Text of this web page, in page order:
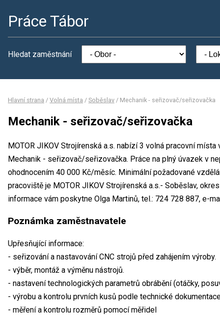
Práce Tábor
Hledat zaměstnání
Hlavní strana / Volná místa / Soběslav / Mechanik - seřizovač/seřizovačka
Mechanik - seřizovač/seřizovačka
MOTOR JIKOV Strojírenská a.s. nabízí 3 volná pracovní
Mechanik - seřizovač/seřizovačka. Práce na plný úvazek v
ohodnocením 40 000 Kč/měsíc. Minimální požadované
pracoviště je MOTOR JIKOV Strojírenská a.s.- Soběslav,
informace vám poskytne Olga Martinů, tel.: 724 728 887, e-
Poznámka zaměstnavatele
Upřesňující informace:
- seřizování a nastavování CNC strojů před zahájením výroby.
- výběr, montáž a výměnu nástrojů.
- nastavení technologických parametrů obrábění (otáčky,
- výrobu a kontrolu prvních kusů podle technické
- měření a kontrolu rozměrů pomocí měřidel